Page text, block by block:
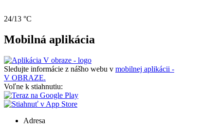
24/13 °C
Mobilná aplikácia
Sledujte informácie z nášho webu v mobilnej aplikácii -
V OBRAZE.
Voľne k stiahnutiu:
Adresa